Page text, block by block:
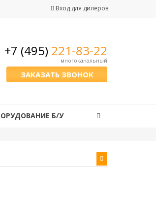
Вход для дилеров
+7 (495) 221-83-22
многоканальный
ЗАКАЗАТЬ ЗВОНОК
Б/У